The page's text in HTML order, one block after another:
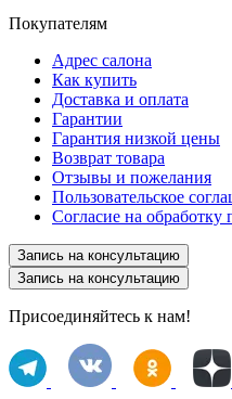
Покупателям
Адрес салона
Как купить
Доставка и оплата
Гарантии
Гарантия низкой цены
Возврат товара
Отзывы и пожелания
Пользовательское
Согласие на
Запись на консультацию
Запись на консультацию
Присоединяйтесь к нам!